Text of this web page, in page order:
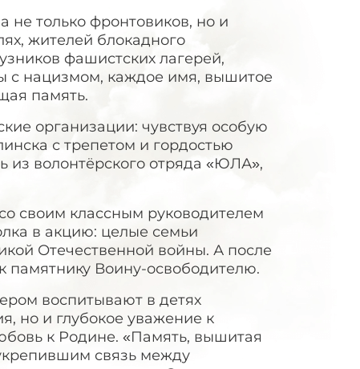
только фронтовиков, но и
жителей блокадного
фашистских лагерей,
с нацизмом, каждое имя, вышитое
память.
организации: чувствуя особую
с трепетом и гордостью
из волонтёрского отряда «ЮЛА»,
своим классным руководителем
в акцию: целые семьи
Отечественной войны. А после
памятнику Воину-освободителю.
воспитывают в детях
но и глубокое уважение к
к Родине. «Память, вышитая
связь между